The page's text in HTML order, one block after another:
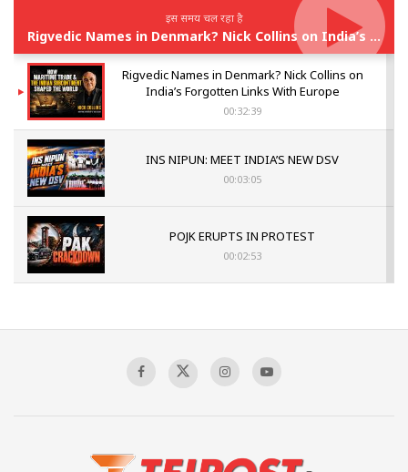
इस समय चल रहा है
Rigvedic Names in Denmark? Nick Collins on India’s Forgotten Links With Europe
Rigvedic Names in Denmark? Nick Collins on
India’s Forgotten Links With Europe
00:32:39
INS NIPUN: MEET INDIA’S NEW DSV
00:03:05
POJK ERUPTS IN PROTEST
00:02:53
Sagar